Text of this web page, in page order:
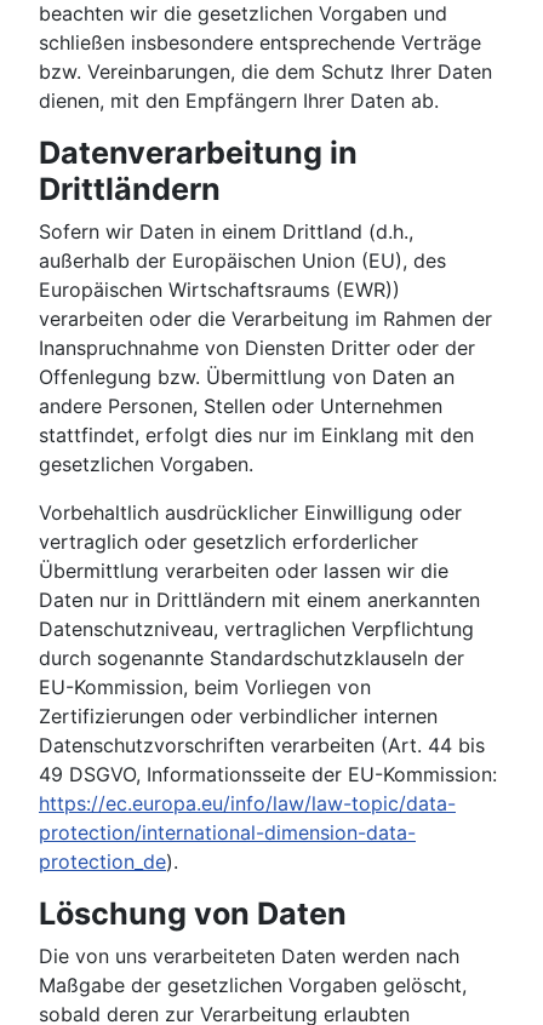
beachten wir die gesetzlichen Vorgaben und
schließen insbesondere entsprechende Verträge
bzw. Vereinbarungen, die dem Schutz Ihrer Daten
dienen, mit den Empfängern Ihrer Daten ab.
Datenverarbeitung in
Drittländern
Sofern wir Daten in einem Drittland (d.h.,
außerhalb der Europäischen Union (EU), des
Europäischen Wirtschaftsraums (EWR))
verarbeiten oder die Verarbeitung im Rahmen der
Inanspruchnahme von Diensten Dritter oder der
Offenlegung bzw. Übermittlung von Daten an
andere Personen, Stellen oder Unternehmen
stattfindet, erfolgt dies nur im Einklang mit den
gesetzlichen Vorgaben.
Vorbehaltlich ausdrücklicher Einwilligung oder
vertraglich oder gesetzlich erforderlicher
Übermittlung verarbeiten oder lassen wir die
Daten nur in Drittländern mit einem anerkannten
Datenschutzniveau, vertraglichen Verpflichtung
durch sogenannte Standardschutzklauseln der
EU-Kommission, beim Vorliegen von
Zertifizierungen oder verbindlicher internen
Datenschutzvorschriften verarbeiten (Art. 44 bis
49 DSGVO, Informationsseite der EU-Kommission:
https://ec.europa.eu/info/law/law-topic/data-
protection/international-dimension-data-
protection_de).
Löschung von Daten
Die von uns verarbeiteten Daten werden nach
Maßgabe der gesetzlichen Vorgaben gelöscht,
sobald deren zur Verarbeitung erlaubten